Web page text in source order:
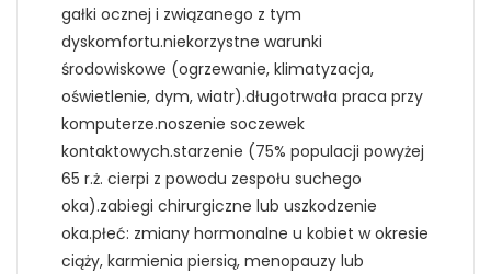
gałki ocznej i związanego z tym
dyskomfortu.niekorzystne warunki
środowiskowe (ogrzewanie, klimatyzacja,
oświetlenie, dym, wiatr).długotrwała praca przy
komputerze.noszenie soczewek
kontaktowych.starzenie (75% populacji powyżej
65 r.ż. cierpi z powodu zespołu suchego
oka).zabiegi chirurgiczne lub uszkodzenie
oka.płeć: zmiany hormonalne u kobiet w okresie
ciąży, karmienia piersią, menopauzy lub